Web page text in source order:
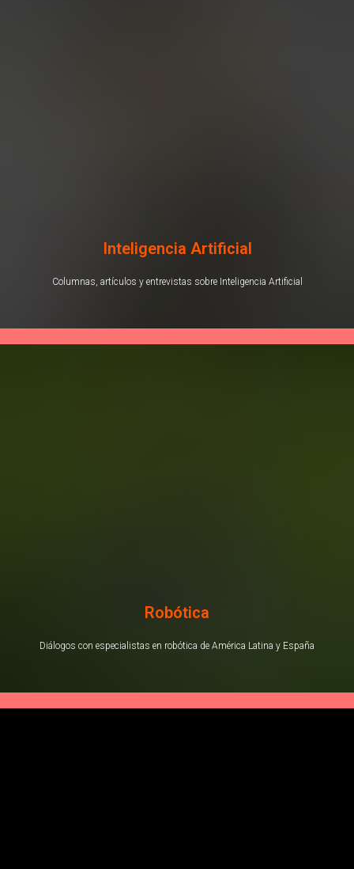
Inteligencia Artificial
Columnas, artículos y entrevistas sobre Inteligencia Artificial
Robótica
Diálogos con especialistas en robótica de América Latina y España